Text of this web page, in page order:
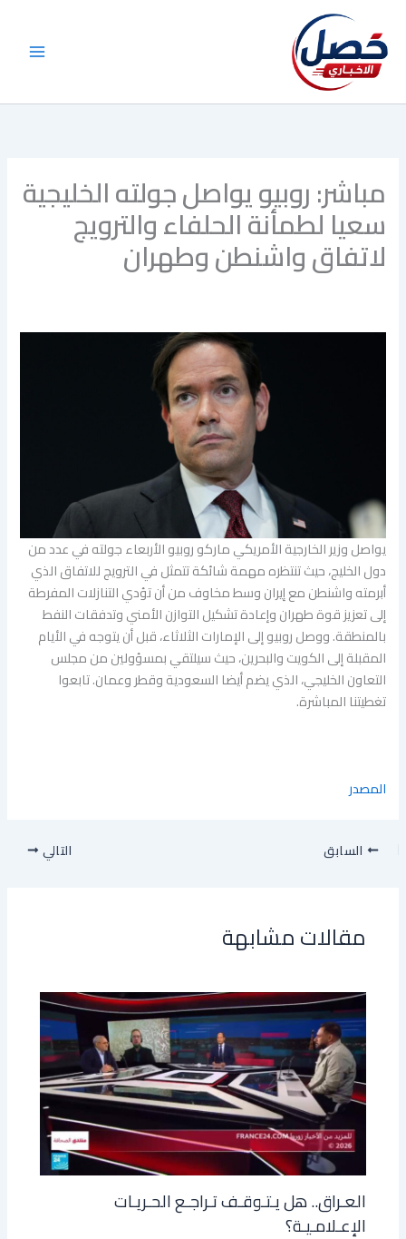
المحتوى
مباشر: روبيو يواصل جولته الخليجية
سعيا لطمأنة الحلفاء والترويج
لاتفاق واشنطن وطهران
يواصل وزير الخارجية الأمريكي ماركو روبيو الأربعاء جولته في عدد من
دول الخليج، حيث تنتظره مهمة ​شائكة تتمثل في الترويج للاتفاق الذي
أبرمته واشنطن مع إيران وسط مخاوف من أن تؤدي التنازلات المفرطة
إلى تعزيز قوة طهران وإعادة تشكيل التوازن الأمني وتدفقات النفط
بالمنطقة. ووصل روبيو إلى الإمارات الثلاثاء، قبل أن يتوجه في الأيام
المقبلة إلى الكويت والبحرين، حيث سيلتقي بمسؤولين من مجلس
التعاون الخليجي، الذي يضم أيضا السعودية وقطر وعمان. تابعوا
تغطيتنا المباشرة.
المصدر
السابق التالي
مقالات مشابهة
العـراق.. هل يـتـوقـف تـراجـع الحـريـات
الإعـلامـيـة؟